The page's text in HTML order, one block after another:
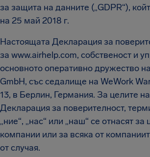
за защита на данните („GDPR“),
на 25 май 2018 г.
Настоящата Декларация за
за www.airhelp.com, собственост и
основното оперативно дружество
GmbH, със седалище на WeWork
13, в Берлин, Германия. За целите
Декларация за поверителност,
„ние“, „нас“ или „наш“ се отнасят за
компании или за всяка от
от случая.